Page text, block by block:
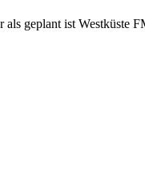
als geplant ist